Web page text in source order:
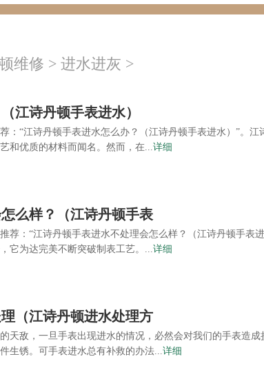
址：
维修 > 进水进灰 >
江诗丹顿手表进水）
：“江诗丹顿手表进水怎么办？（江诗丹顿手表进水）”。江
和优质的材料而闻名。然而，在...详细
么样？（江诗丹顿手表
荐：“江诗丹顿手表进水不处理会怎么样？（江诗丹顿手表
它为达完美不断突破制表工艺。...详细
（江诗丹顿进水处理方
天敌，一旦手表出现进水的情况，必然会对我们的手表造成
生锈。可手表进水总有补救的办法...详细